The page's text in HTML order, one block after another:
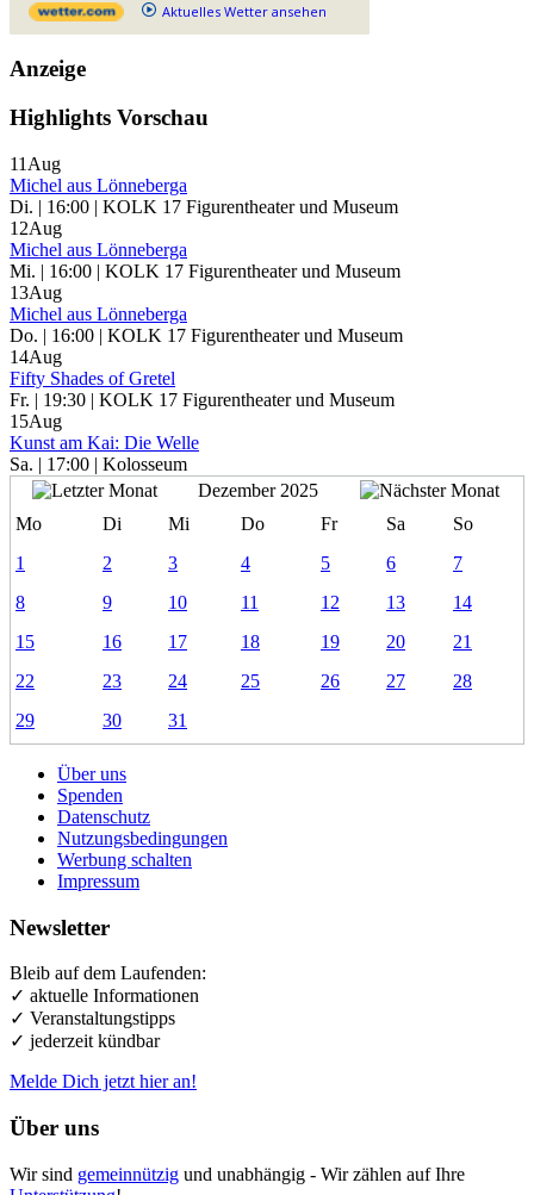
Aktuelles Wetter ansehen
Anzeige
Highlights Vorschau
11 Aug
Michel aus Lönneberga
Di. | 16:00 | KOLK 17 Figurentheater und Museum
12Aug
Michel aus Lönneberga
Mi. | 16:00 | KOLK 17 Figurentheater und Museum
13Aug
Michel aus Lönneberga
Do. | 16:00 | KOLK 17 Figurentheater und Museum
14Aug
Fifty Shades of Gretel
Fr. | 19:30 | KOLK 17 Figurentheater und Museum
15Aug
Kunst am Kai: Die Welle
Sa. | 17:00 | Kolosseum
Dezember 2025
Mo
Di Mi Do Fr Sa
So
1
2 3 4 5 6
7
8
9 10 11 12 13
14
15
16 17 18 19 20
21
22
23 24 25 26 27
28
29
30 31
Über uns
Spenden
Datenschutz
Nutzungsbedingungen
Werbung schalten
Impressum
Newsletter
Bleib auf dem Laufenden:
✓ aktuelle Informationen
✓ Veranstaltungstipps
✓ jederzeit kündbar
Melde Dich jetzt hier an!
Über uns
Wir sind gemeinnützig und unabhängig - Wir zählen auf Ihre